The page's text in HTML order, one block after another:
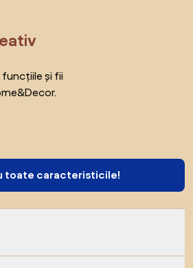
și fii
toate caracteristicile!